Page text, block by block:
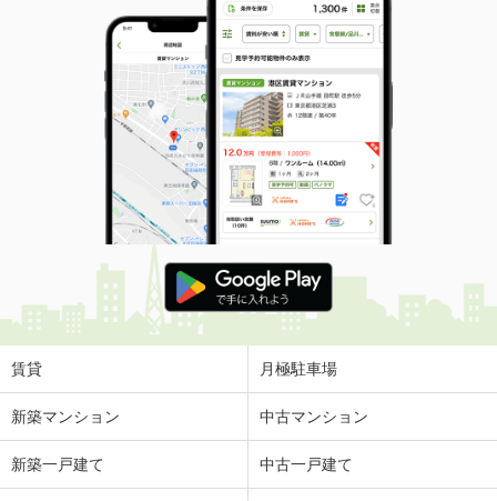
賃貸 月極駐車場
新築マンション 中古マンション
新築一戸建て 中古一戸建て